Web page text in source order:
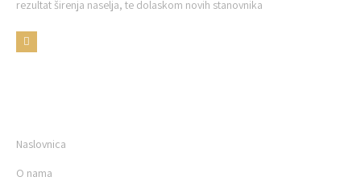
rezultat širenja naselja, te dolaskom novih stanovnika
Naslovnica
O nama